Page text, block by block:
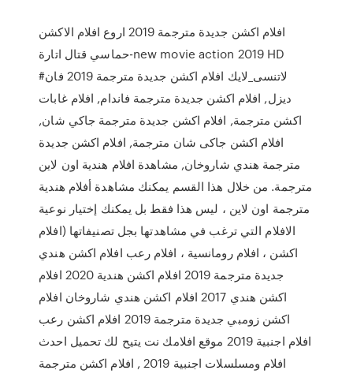
افلام اكشن جديدة مترجمة 2019 اروع افلام الاكشن
حماسي قتال اتارة-new movie action 2019 HD
#لاتنسى_لايك افلام اكشن جديدة مترجمة 2019 فان
ديزل, افلام اكشن جديدة مترجمة فاندام, افلام غابات
اكشن مترجمة, افلام اكشن جديدة مترجمة جاكي شان,
افلام اكشن جاكى شان مترجمة, افلام اكشن جديدة
مترجمة هندي شاروخان, مشاهدة افلام هندية اون لاين
مترجمة. من خلال هذا القسم يمكنك مشاهدة أفلام هندية
مترجمة اون لاين ، ليس هذا فقط بل يمكنك إختيار نوعية
الافلام التي ترغب في مشاهدتها بجل تصنيفاتها (افلام
اكشن ، افلام رومانسية ، افلام رعب افلام اكشن هندي
جديدة مترجمة 2019 افلام اكشن هندية 2020 افلام
اكشن هندي 2017 افلام اكشن هندي شاروخان افلام
اكشن زومبي جديدة مترجمة 2019 افلام اكشن رعب
افلام اجنبية 2019 موقع افلامك نت يتيح لك تحميل احدث
افلام ومسلسلات اجنبية 2019 , افلام اكشن مترجمة